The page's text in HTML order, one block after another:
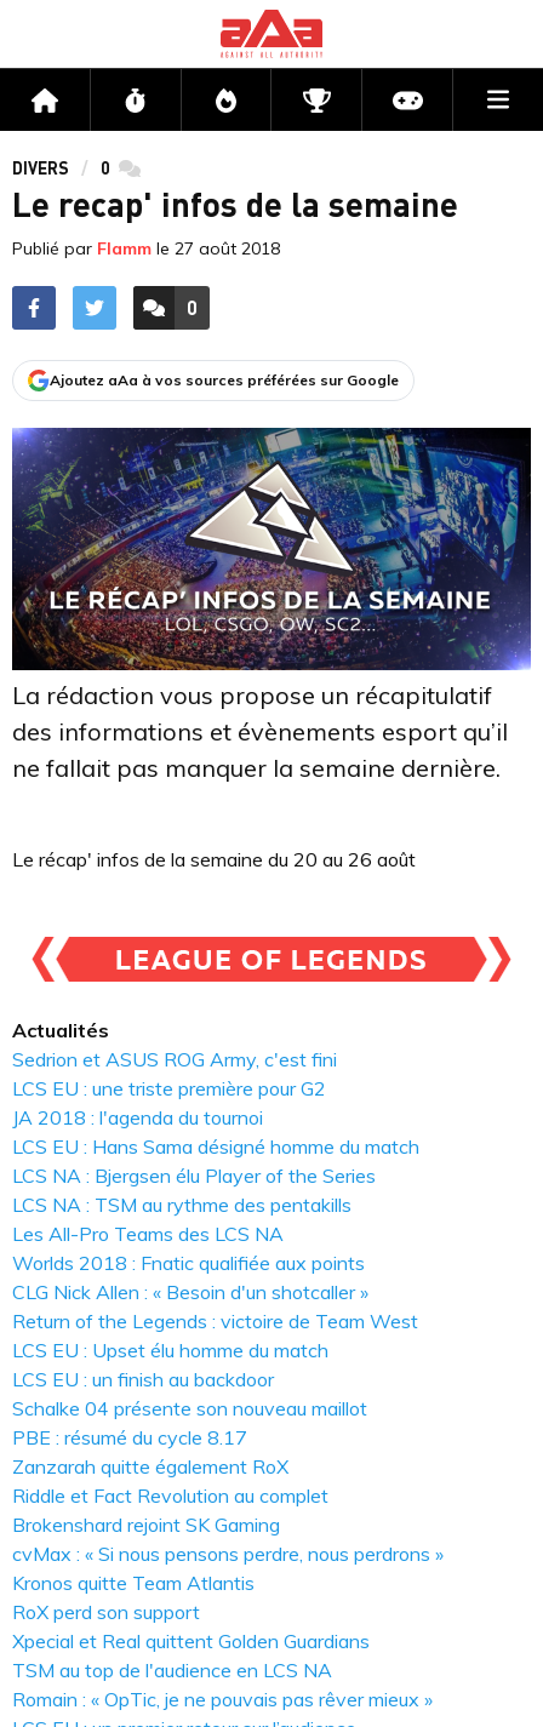
Accueil Flux Directs CompétitionsActu jeux
DIVERS 0 commentaires
Le recap' infos de la semaine
Publié par Flamm le 27 août 2018
ACCÉDER AUX
0
COMMENTAIRES
Ajoutez aAa à vos sources préférées sur Google
La rédaction vous propose un récapitulatif
des informations et évènements esport qu’il
ne fallait pas manquer la semaine dernière.
Le récap' infos de la semaine du 20 au 26 août
Actualités
Sedrion et ASUS ROG Army, c'est fini
LCS EU : une triste première pour G2
JA 2018 : l'agenda du tournoi
LCS EU : Hans Sama désigné homme du match
LCS NA : Bjergsen élu Player of the Series
LCS NA : TSM au rythme des pentakills
Les All-Pro Teams des LCS NA
Worlds 2018 : Fnatic qualifiée aux points
CLG Nick Allen : « Besoin d'un shotcaller »
Return of the Legends : victoire de Team West
LCS EU : Upset élu homme du match
LCS EU : un finish au backdoor
Schalke 04 présente son nouveau maillot
PBE : résumé du cycle 8.17
Zanzarah quitte également RoX
Riddle et Fact Revolution au complet
Brokenshard rejoint SK Gaming
cvMax : « Si nous pensons perdre, nous perdrons »
Kronos quitte Team Atlantis
RoX perd son support
Xpecial et Real quittent Golden Guardians
TSM au top de l'audience en LCS NA
Romain : « OpTic, je ne pouvais pas rêver mieux »